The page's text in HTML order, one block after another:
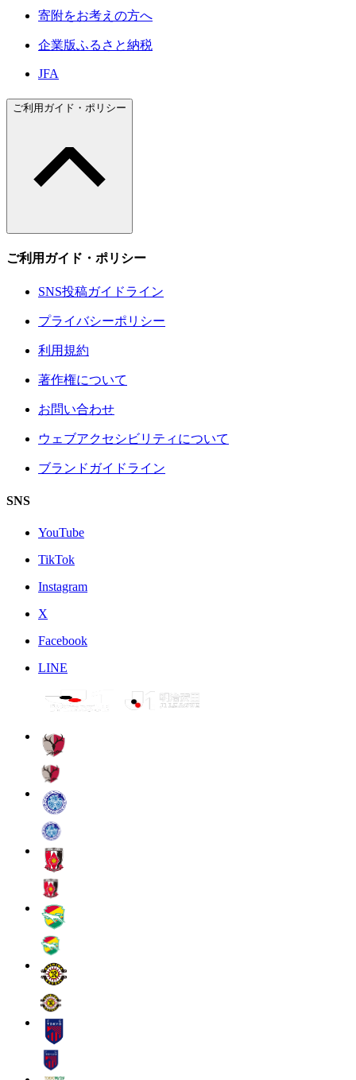
寄附をお考えの方へ
企業版ふるさと納税
JFA
ご利用ガイド・ポリシー
ご利用ガイド・ポリシー
SNS投稿ガイドライン
プライバシーポリシー
利用規約
著作権について
お問い合わせ
ウェブアクセシビリティについて
ブランドガイドライン
SNS
YouTube
TikTok
Instagram
X
Facebook
LINE